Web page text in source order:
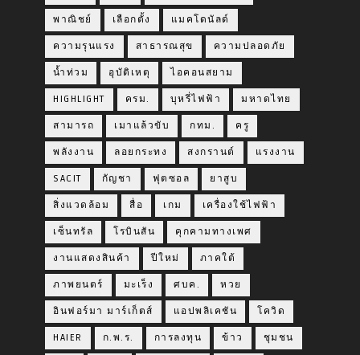
พาณิชย์ เลือกตั้ง แมคโดนัลด์
ความรุนแรง สาธารณสุข ความปลอดภัย
น้ำท่วม อุบัติเหตุ ไอคอนสยาม
HIGHLIGHT ครม. บุหรี่ไฟฟ้า มหาดไทย
สามารถ เมาแล้วขับ กทม. ครู
พลังงาน ลอยกระทง สงกรานต์ แรงงาน
SACIT กัญชา ฟุตซอล ยาสูบ
สิ่งแวดล้อม สื่อ เกม เครื่องใช้ไฟฟ้า
เซ็นทรัล โรบินสัน คุกคามทางเพศ
งานแสดงสินค้า ปีใหม่ ภาคใต้
ภาพยนตร์ มะเร็ง ศบค. หวย
อินฟอร์มา มาร์เก็ตส์ แอปพลิเคชัน โควิด
HAIER ก.พ.ร. การลงทุน ข้าว ชุมชน